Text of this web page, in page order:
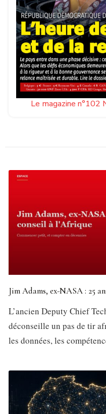
Le magazine n°102
Jim Adams, ex-NASA : 25
L’ancien Deputy Chief
déconseille un pas de tir
les données, les